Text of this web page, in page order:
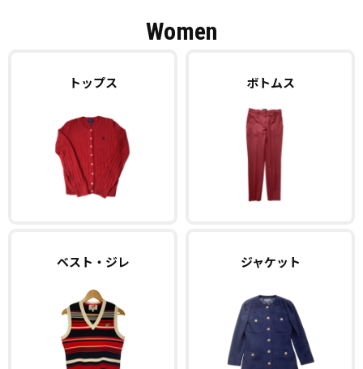
Women
トップス ボトムス
ベスト・ジレ ジャケット